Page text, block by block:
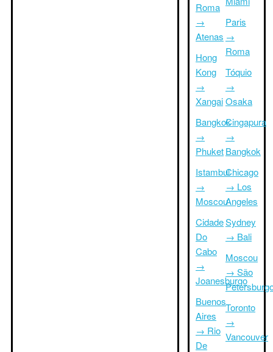
Roma
→
Atenas
Hong
Kong
→
Xangai
Bangkok
→
Phuket
Istambul
→
Moscou
Cidade
Do
Cabo
→
Joanesburgo
Buenos
Aires
→ Rio
De
Paris
→
Roma
Tóquio
→
Osaka
Cingapura
→
Bangkok
Chicago
→ Los
Angeles
Sydney
→ Bali
Moscou
→ São
Toronto
→
Vancouver